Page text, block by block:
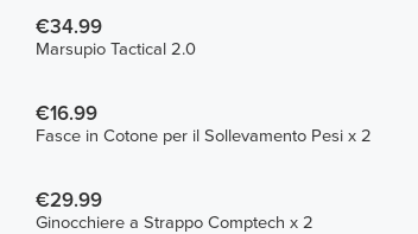
€34.99
Marsupio Tactical 2.0
€16.99
Fasce in Cotone per il Sollevamento Pesi x 2
€29.99
Ginocchiere a Strappo Comptech x 2